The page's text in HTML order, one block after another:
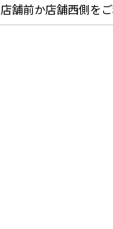
店舗前か店舗西側を